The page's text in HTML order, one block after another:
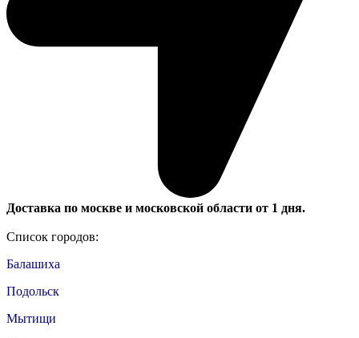
Доставка по москве и московской области от 1 дня.
Список городов:
Балашиха
Подольск
Мытищи